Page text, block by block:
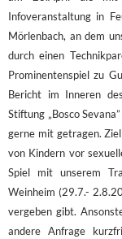
Infoveranstaltung in
Mörlenbach, an dem
durch einen
Prominentenspiel zu
Bericht im Inneren
Stiftung „Bosco
gerne mit getragen.
von Kindern vor
Spiel mit unserem
Weinheim (29.7.-
vergeben gibt.
andere Anfrage